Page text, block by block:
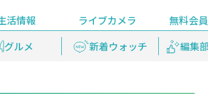
グルメ 新着ウォッチ 編集
活情報
天気 上越妙高百景
ライブカメラ 無料会
見逃し配信 プレミアム会